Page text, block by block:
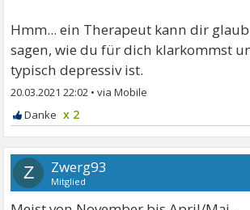
Hmm... ein Therapeut kann dir
sagen, wie du für dich klarkommst
typisch depressiv ist.
20.03.2021 22:02 •
x 2
Z Zwerg93
Mitglied